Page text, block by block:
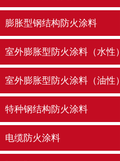
膨胀型钢结构防火涂料
室外膨胀型防火涂料（水性）
室外膨胀型防火涂料（油性）
特种钢结构防火涂料
电缆防火涂料